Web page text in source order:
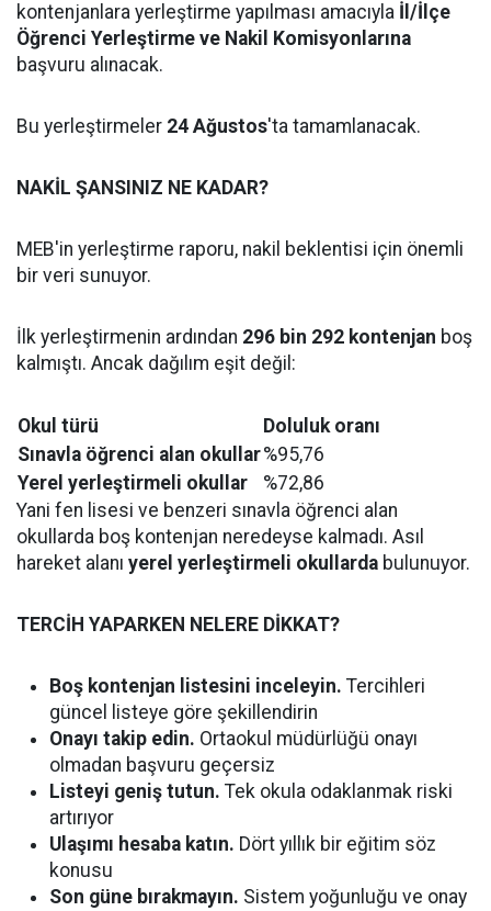
kontenjanlara yerleştirme yapılması amacıyla İl/İlçe
Öğrenci Yerleştirme ve Nakil Komisyonlarına
başvuru alınacak.
Bu yerleştirmeler 24 Ağustos'ta tamamlanacak.
NAKİL ŞANSINIZ NE KADAR?
MEB'in yerleştirme raporu, nakil beklentisi için önemli
bir veri sunuyor.
İlk yerleştirmenin ardından 296 bin 292 kontenjan boş
kalmıştı. Ancak dağılım eşit değil:
Okul türü
Doluluk oranı
Sınavla öğrenci alan okullar%95,76
Yerel yerleştirmeli okullar
%72,86
Yani fen lisesi ve benzeri sınavla öğrenci alan
okullarda boş kontenjan neredeyse kalmadı. Asıl
hareket alanı yerel yerleştirmeli okullarda bulunuyor.
TERCİH YAPARKEN NELERE DİKKAT?
Boş kontenjan listesini inceleyin. Tercihleri
güncel listeye göre şekillendirin
Onayı takip edin. Ortaokul müdürlüğü onayı
olmadan başvuru geçersiz
Listeyi geniş tutun. Tek okula odaklanmak riski
artırıyor
Ulaşımı hesaba katın. Dört yıllık bir eğitim söz
konusu
Son güne bırakmayın. Sistem yoğunluğu ve onay